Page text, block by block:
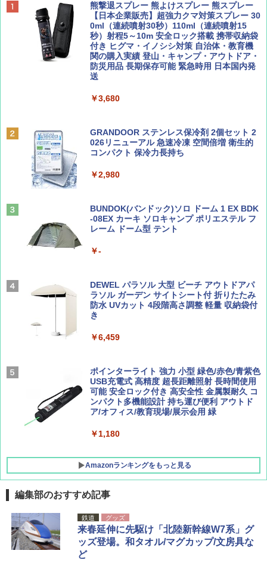
BE-PAL(ビ-パル) 2026年 9 月号【特別付録:
SOTO ミニマル"旅"財布 ランダム2種】
￥1,500
ディズニーファン ２０２６年 ９月号 [雑
山と溪谷 2026年8月号「南アルプス大全」
￥1,540
Coyote No.89 特集 星野道夫 夢見る旅
￥1,540
AIRLINE（エアライン）2026年9月号【特
集】ボーイング110周年を祝して！
￥1,760
D40 地球の歩き方 チェンマイ タイ北部の魅
力的な町 2026～2027 地球の歩き方D アジア
￥2,079
地球の歩き方 スター・ウォーズ
￥2,695
A09 地球の歩き方 イタリア 2026～2027 地
A26 地球の歩き方 チェコ ポーランド スロヴ
パ
新しい日本地理 地図・統計・移動から読み
解く (講談社現代新書)
￥1,540
[キャンパーズコレクション 山善] ポップアッ
プテント 傘みたいに広げて畳める パッとサ
ッとサンシェード キューブ フルクローズ メ
ッシュ 簡単設置 ワンタッチテント キャンプ
&ハイキング カーキ PATC-150(KH)
￥6,830
PYKES PEAK (パイクスピーク) 着替えテン
ーチ ピクニック ポップアップテント 携帯 簡
易 トイレテント (グレー)
テント ワンタッチ RENEW 幅200 2-3人用 43
500002(88859)
広げるだけ パッとサッとテント ブラックコ
ーティング フルクローズ メッシュ 3-4人用
簡単設置 ポップアップテント エクルベージ
ュ(BC仕様) PATC-150B(EB)
￥9,990
[キャンパーズコレクション 山善] 傘みたいに
広げるだけ パッとサッとテント キューブワ
イド ブラックコーティング フルクローズ メ
ッシュ 4人用 簡単設置 ポップアップテント P
ATCW-150B エクルベージュ
￥-
熊撃退スプレー 熊よけスプレー 熊スプレー
【日本企業販売】超強力クマ対策スプレー 30
0ml（連続噴射30秒）110ml（連続噴射15
秒）射程5～10m 安全ロック搭載 携帯収納袋
付き ヒグマ・イノシシ対策 自治体・教育機
関の購入実績 登山・キャンプ・アウトドア・
防災用品 長期保存可能 緊急時用 日本国内発
送
￥3,680
GRANDOOR ステンレス保冷剤 2個セット 2
026リニューアル 急速冷凍 空間倍増 衛生的
コンパクト 保冷力長持ち
￥2,980
BUNDOK(バンドック)ソロ ドーム 1 EX BDK
-08EX カーキ ソロキャンプ ポリエステル フ
レーム ドーム型 テント
￥-
DEWEL パラソル 大型 ビーチ アウトドアパ
ラソル ガーデン サイトシート付 折りたたみ
防水 UVカット 4段階高さ調整 軽量 収納袋付
き
￥6,459
ポインターライト 強力 小型 緑色/赤色/青紫色
USB充電式 高精度 超長距離照射 長時間使用
可能 安全ロック付き 高安全性 金属製耐久 コ
ンパクト多機能設計 持ち運び便利 アウトド
ア/オフィス/教育現場/展示会用 緑
￥1,180
Amazonランキングをもっと見る
編集部のおすすめ記事
鉄道 グッズ
来春延伸に先駆け「北陸新幹線W7系」グ
ッズ登場。和タオル/マグカップ/文房具な
ど